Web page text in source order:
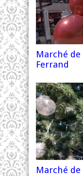
Marché
Ferrand
Marché